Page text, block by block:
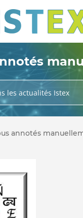
les actualités Istex
annotés